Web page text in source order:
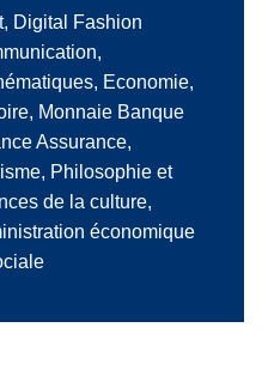
Digital Fashion
Economie,
Monnaie Banque
Assurance,
Philosophie et
de la culture,
économique